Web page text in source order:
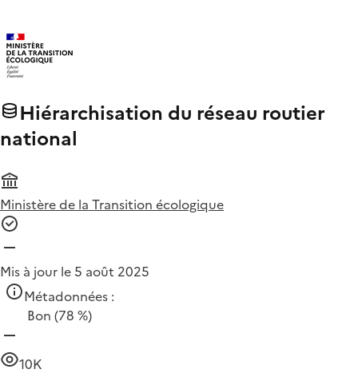
Hiérarchisation du réseau routier
national
Ministère de la Transition écologique
Mis à jour le 5 août 2025
Métadonnées :
Bon (78 %)
10K